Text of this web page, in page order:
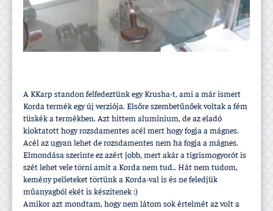
A KKarp standon felfedeztünk egy Krusha-t, ami a már ismert
Korda termék egy új verziója. Elsőre szembetűnőek voltak a fém
tüskék a termékben. Azt hittem alumí­nium, de az eladó
kioktatott hogy rozsdamentes acél mert hogy fogja a mágnes.
Acél az ugyan lehet de rozsdamentes nem ha fogja a mágnes.
Elmondása szerinte ez azért jobb, mert akár a tigrismogyorót is
szét lehet vele törni amit a Korda nem tud.. Hát nem tudom,
kemény pelleteket törtünk a Korda-val is és ne feledjük
műanyagból ekét is készí­tenek :)
Amikor azt mondtam, hogy nem látom sok értelmét az volt a